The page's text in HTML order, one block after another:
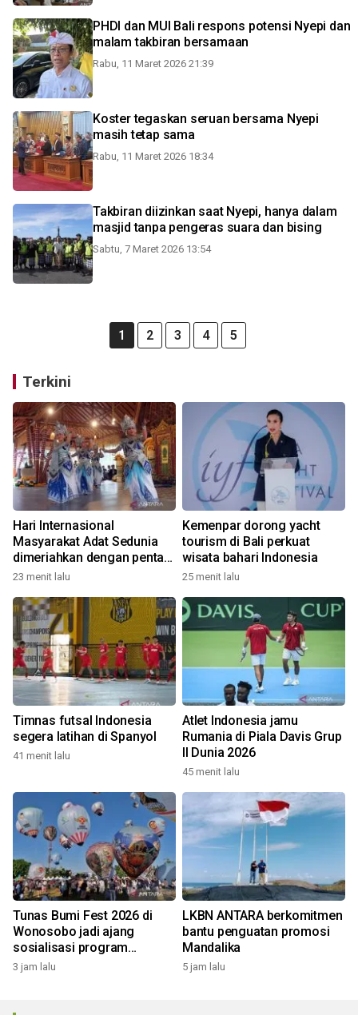
PHDI dan MUI Bali respons potensi Nyepi dan
malam takbiran bersamaan
Rabu, 11 Maret 2026 21:39
Koster tegaskan seruan bersama Nyepi
masih tetap sama
Rabu, 11 Maret 2026 18:34
Takbiran diizinkan saat Nyepi, hanya dalam
masjid tanpa pengeras suara dan bising
Sabtu, 7 Maret 2026 13:54
1 2 3 4 5
Terkini
Hari Internasional
Masyarakat Adat Sedunia
dimeriahkan dengan pentas
seni budaya Bali
23 menit lalu
Kemenpar dorong yacht
tourism di Bali perkuat
wisata bahari Indonesia
25 menit lalu
Timnas futsal Indonesia
segera latihan di Spanyol
41 menit lalu
Atlet Indonesia jamu
Rumania di Piala Davis Grup
II Dunia 2026
45 menit lalu
Tunas Bumi Fest 2026 di
Wonosobo jadi ajang
sosialisasi program
pemerintah lewat balon
3 jam lalu
LKBN ANTARA berkomitmen
bantu penguatan promosi
Mandalika
5 jam lalu